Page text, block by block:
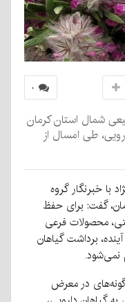
۰
شمال استان کرمان
طی امسال از
با خبرنگار گروه
گفت: برای حفظ
محصولات فرعی
برداشت گیاهان
نمی‌شود.
در معرض